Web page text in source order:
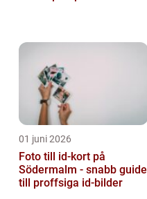
01 juni 2026
Foto till id-kort på
Södermalm - snabb guide
till proffsiga id-bilder